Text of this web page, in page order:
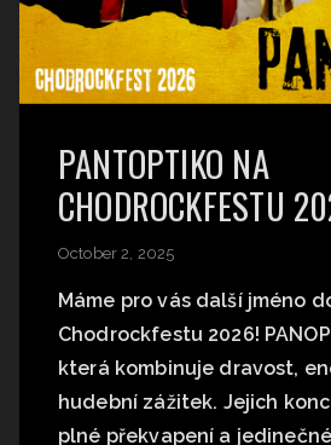
PANTOPTIKO NA
CHODROCKFESTU
October 2, 2025
Máme pro vás další jméno
Chodrockfestu 2026!
která kombinuje dravost,
hudební zážitek. Jejich
plné překvapení a